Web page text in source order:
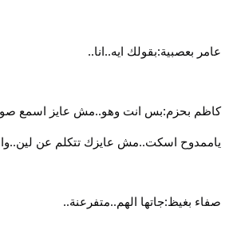
عامر بعصبية:بقولك ايه..انا..
كاظم بحزم:بس انت وهو..مش عايز اسمع
ياممدوح اسكت..مش عايزك تتكلم عن
صفاء بغيظ:جاتها الهم..متفرعنة..